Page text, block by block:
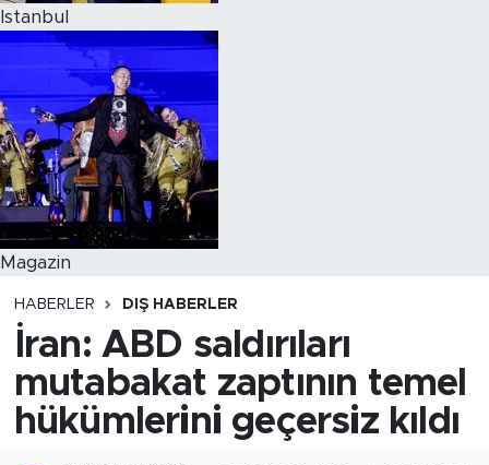
Istanbul
Magazin
HABERLER DIŞ HABERLER
İran: ABD saldırıları
mutabakat zaptının temel
hükümlerini geçersiz kıldı